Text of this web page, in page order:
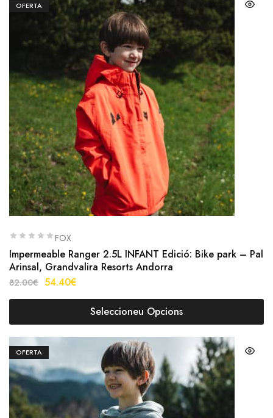
OFERTA
FOX
Impermeable Ranger 2.5L INFANT Edició: Bike park – Pal
Arinsal, Grandvalira Resorts Andorra
82.00€ 54.40€
Seleccioneu Opcions
OFERTA